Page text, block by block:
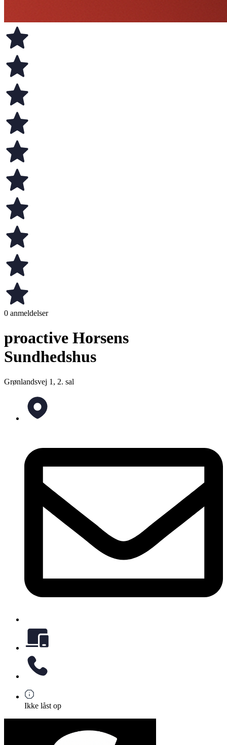
0 anmeldelser
proactive Horsens
Sundhedshus
Grønlandsvej 1, 2. sal
Ikke låst op